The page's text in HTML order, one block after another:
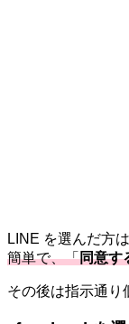
LINE を選んだ方
簡単で、「同意す
その後は指示通り